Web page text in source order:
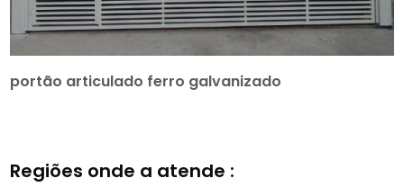
portão articulado ferro galvanizado
Regiões onde a atende :